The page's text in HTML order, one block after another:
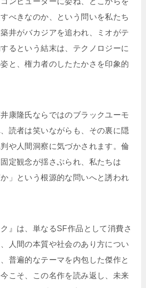
べきなのか、という問いを私たち
井がバカジアを追われ、ミオがテ
るという結末は、テクノロジーに
と、権力者のしたたかさを印象的
康隆氏ならではのブラックユーモ
読者は笑いながらも、その裏に隠
や人間洞察に気づかされます。倫
定観念が揺さぶられ、私たちは
か」という根源的な問いへと誘われ
ク』は、単なるSF作品として消費さ
人間の本質や社会のあり方につい
普遍的なテーマを内包した傑作と
こそ、この名作を読み返し、未来